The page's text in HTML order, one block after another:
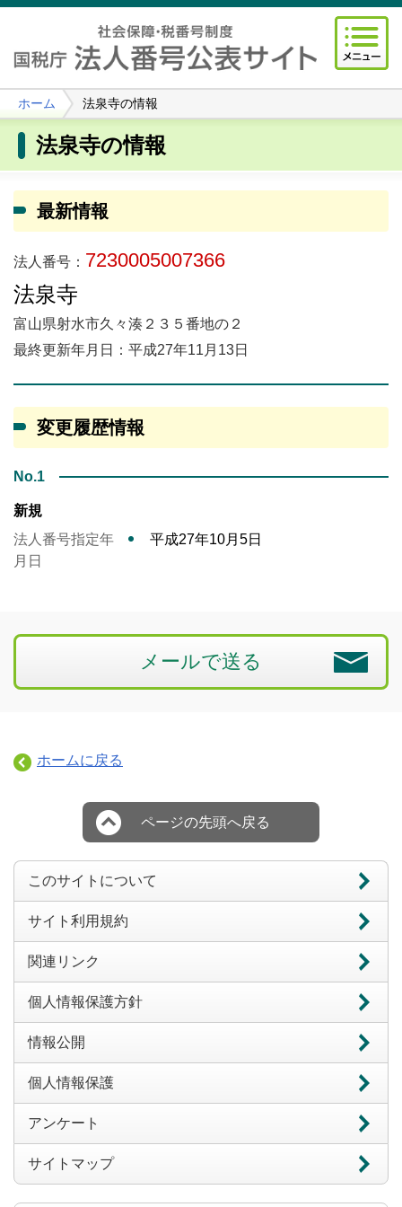
ホーム 法泉寺の情報
法泉寺の情報
最新情報
法人番号： 7230005007366
法泉寺
富山県射水市久々湊２３５番地の２
最終更新年月日：平成27年11月13日
変更履歴情報
No.1
新規
法人番号指定年
月日
平成27年10月5日
メールで送る
ホームに戻る
ページの先頭へ戻る
このサイトについて
サイト利用規約
関連リンク
個人情報保護方針
情報公開
個人情報保護
アンケート
サイトマップ